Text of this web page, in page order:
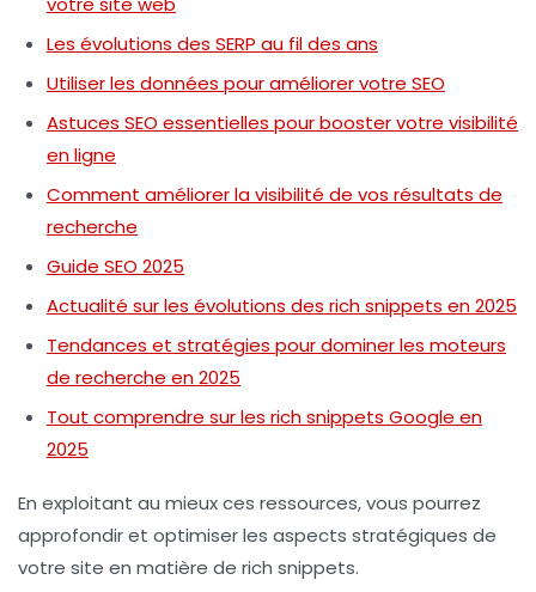
Les évolutions des SERP au fil des ans
Utiliser les données pour améliorer votre SEO
Astuces SEO essentielles pour booster votre visibilité
en ligne
Comment améliorer la visibilité de vos résultats de
recherche
Guide SEO 2025
Actualité sur les évolutions des rich snippets en 2025
Tendances et stratégies pour dominer les moteurs
de recherche en 2025
Tout comprendre sur les rich snippets Google en
2025
En exploitant au mieux ces ressources, vous pourrez
approfondir et optimiser les aspects stratégiques de
votre site en matière de rich snippets.